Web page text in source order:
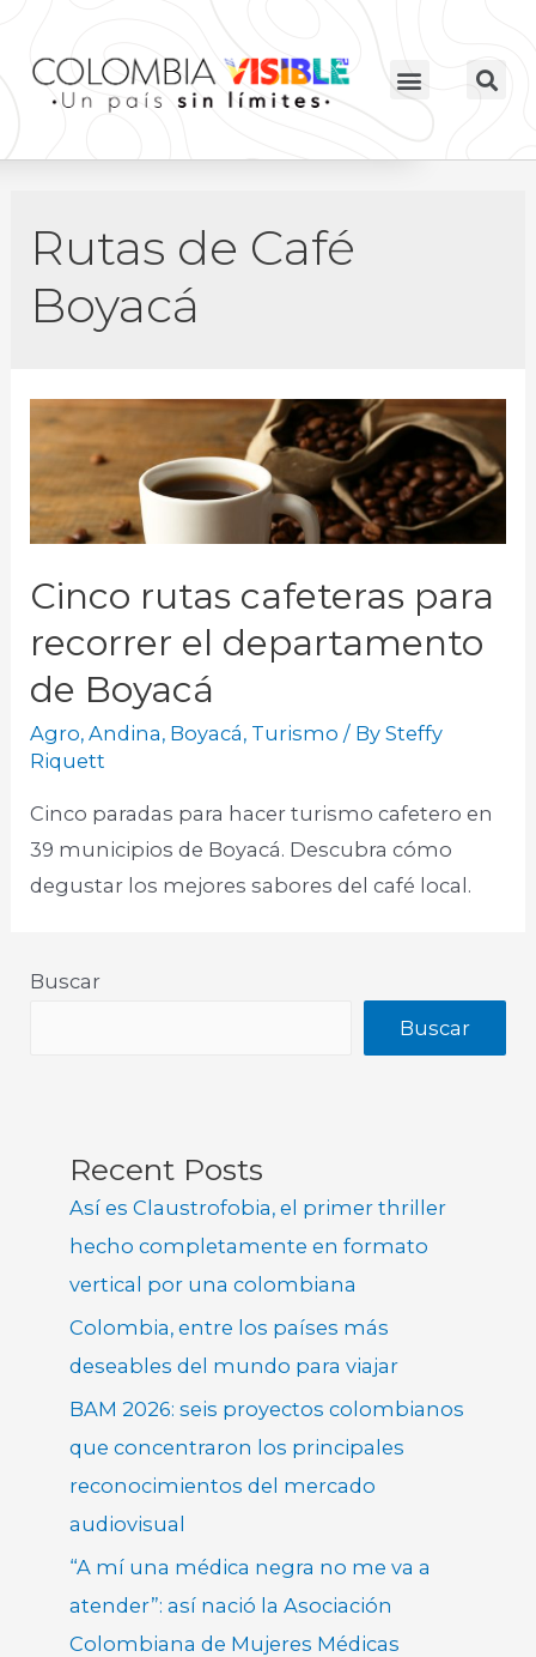
Rutas de Café
Boyacá
Cinco rutas cafeteras para
recorrer el departamento
de Boyacá
Agro,Andina, Boyacá, Turismo / BySteffy
Riquett
Cinco paradas para hacer turismo cafetero en
39 municipios de Boyacá. Descubra cómo
degustar los mejores sabores del café local.
Buscar
Buscar
Recent Posts
Así es Claustrofobia, el primer thriller
hecho completamente en formato
vertical por una colombiana
Colombia, entre los países más
deseables del mundo para viajar
BAM 2026: seis proyectos colombianos
que concentraron los principales
reconocimientos del mercado
audiovisual
“A mí una médica negra no me va a
atender”: así nació la Asociación
Colombiana de Mujeres Médicas